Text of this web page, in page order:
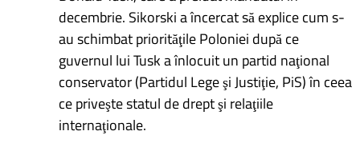
decembrie. Sikorski a încercat să explice cum s-
au schimbat priorităţile Poloniei după ce
guvernul lui Tusk a înlocuit un partid naţional
conservator (Partidul Lege şi Justiţie, PiS) în ceea
ce priveşte statul de drept şi relaţiile
internaţionale.